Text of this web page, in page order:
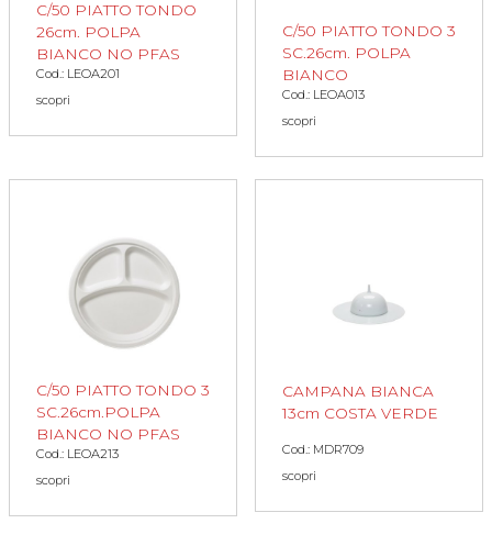
C/50 PIATTO TONDO
26cm. POLPA
BIANCO NO PFAS
Cod.: LEOA201
scopri
C/50 PIATTO TONDO 3
SC.26cm. POLPA
BIANCO
Cod.: LEOA013
scopri
C/50 PIATTO TONDO 3
SC.26cm.POLPA
BIANCO NO PFAS
Cod.: LEOA213
scopri
CAMPANA BIANCA
13cm COSTA VERDE
Cod.: MDR709
scopri